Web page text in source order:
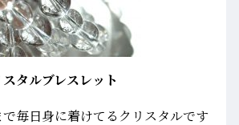
タルブレスレット
毎日身に着けてるクリスタルです